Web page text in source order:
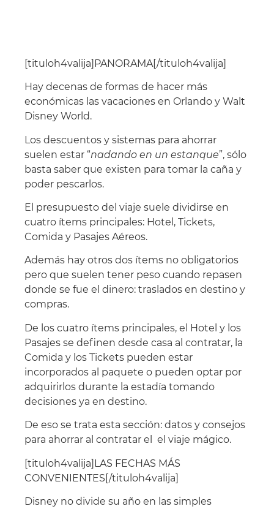
[tituloh4valija]PANORAMA[/tituloh4valija]
Hay decenas de formas de hacer más
económicas las vacaciones en Orlando y Walt
Disney World.
Los descuentos y sistemas para ahorrar
suelen estar “nadando en un estanque”, sólo
basta saber que existen para tomar la caña y
poder pescarlos.
El presupuesto del viaje suele dividirse en
cuatro ítems principales: Hotel, Tickets,
Comida y Pasajes Aéreos.
Además hay otros dos ítems no obligatorios
pero que suelen tener peso cuando repasen
donde se fue el dinero: traslados en destino y
compras.
De los cuatro ítems principales, el Hotel y los
Pasajes se definen desde casa al contratar, la
Comida y los Tickets pueden estar
incorporados al paquete o pueden optar por
adquirirlos durante la estadía tomando
decisiones ya en destino.
De eso se trata esta sección: datos y consejos
para ahorrar al contratar el el viaje mágico.
[tituloh4valija]LAS FECHAS MÁS
CONVENIENTES[/tituloh4valija]
Disney no divide su año en las simples